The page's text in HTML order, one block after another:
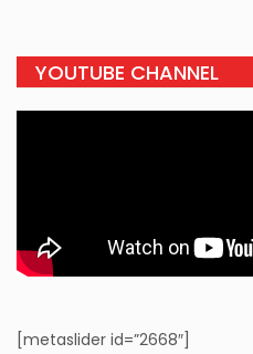
YOUTUBE CHANNEL
[metaslider id=”2668″]